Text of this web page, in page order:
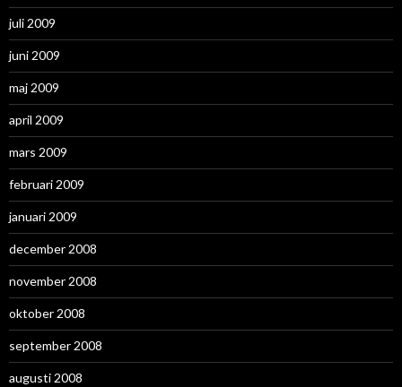
juli 2009
juni 2009
maj 2009
april 2009
mars 2009
februari 2009
januari 2009
december 2008
november 2008
oktober 2008
september 2008
augusti 2008